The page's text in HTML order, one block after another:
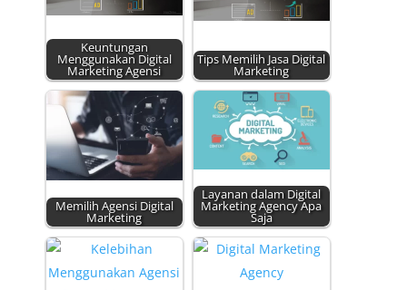
Keuntungan
Menggunakan Digital
Marketing Agensi
Tips Memilih Jasa Digital
Marketing
Memilih Agensi Digital
Marketing
Layanan dalam Digital
Marketing Agency Apa
Saja